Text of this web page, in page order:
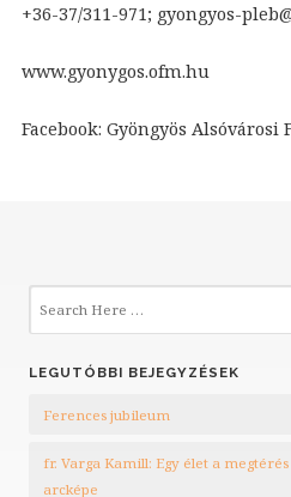
+36-37/311-971; gyongyos-
www.gyonygos.ofm.hu
Facebook: Gyöngyös Alsóvárosi
LEGUTÓBBI BEJEGYZÉSEK
Ferences jubileum
fr. Varga Kamill: Egy élet a
arcképe